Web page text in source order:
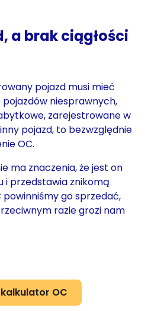
a brak ciągłości
pojazd musi mieć
niesprawnych,
zarejestrowane w
pojazd, to bezwzględnie
OC.
ma znaczenia, że jest on
i przedstawia znikomą
go sprzedać,
razie grozi nam
OC